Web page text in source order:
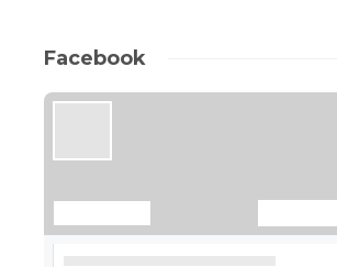
Facebook